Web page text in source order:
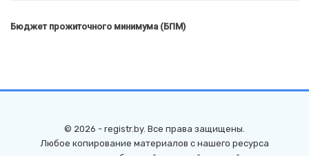
Бюджет прожиточного минимума (БПМ)
© 2026 - registr.by. Все права защищены.
Любое копирование материалов с нашего ресурса